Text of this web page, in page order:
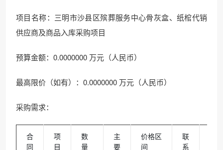
项目名称：三明市沙县区殡葬服务中心骨灰盒、纸棺代销
供应商及商品入库采购项目
预算金额：0.0000000 万元（人民币）
最高限价（如有）：0.0000000 万元（人民币）
采购需求：
合
同
项
目
数
量
主
要
价格区
间
联
系